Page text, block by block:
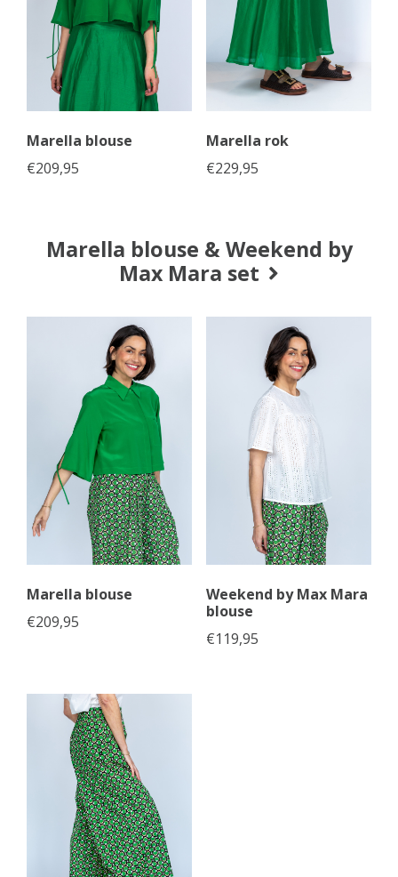
Marella blouse
€209,95
Marella rok
€229,95
Marella blouse & Weekend by
Max Mara set
Marella blouse
€209,95
Weekend by Max Mara
blouse
€119,95